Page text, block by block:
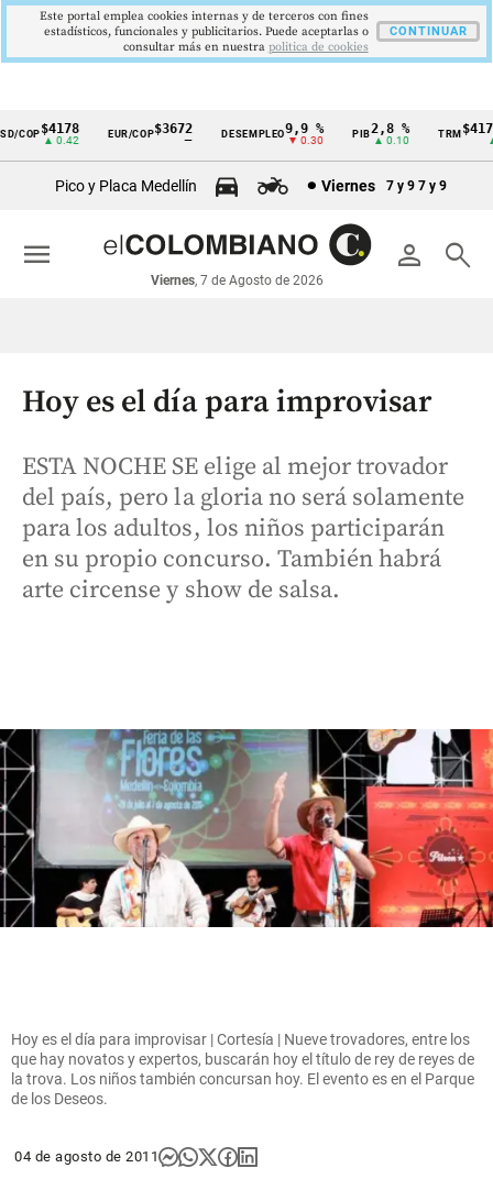
Cintillo
económicos
Colombia
COP$4178
▲ 0.42
EUR/COP$3672 DESEMPLEO 9,9 %
▼ 0.30
PIB2,8 %
▲ 0.10
TRM
▲
Pico y Placa Medellín Viernes 7 y 9 7 y 9
person search
Viernes, 7 de Agosto de 2026
menu
Hoy es el día para improvisar
ESTA NOCHE SE elige al mejor trovador
del país, pero la gloria no será solamente
para los adultos, los niños participarán
en su propio concurso. También habrá
arte circense y show de salsa.
Hoy es el día para improvisar | Cortesía | Nueve trovadores, entre los
que hay novatos y expertos, buscarán hoy el título de rey de reyes de
la trova. Los niños también concursan hoy. El evento es en el Parque
de los Deseos.
04 de agosto de 2011
Este portal emplea cookies internas y de terceros con fines
estadísticos, funcionales y publicitarios. Puede aceptarlas o
consultar más en nuestra politica de cookies
CONTINUAR